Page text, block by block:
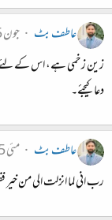
عاطف بٹ
جون 15، 2013
زین زخمی ہے، اس کے لئے
دعا کیجئے۔
عاطف بٹ
مئی 25، 2013
رب انی لما انزلت الی من خیر